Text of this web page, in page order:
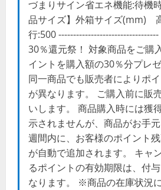
づまりサイン省エネ機能:待機
品サイズ】外箱サイズ(mm)
行:500
30％還元祭！ 対象商品をご購
イントを購入額の30％分プレ
同一商品でも販売者によりポ
が異なります。 ご購入前に販
いします。 商品購入時には獲
示されませんが、商品がお手
週間内に、お客様のポイント
が自動で追加されます。 キャ
るポイントの有効期限は、付
なります。 ※商品の在庫状況